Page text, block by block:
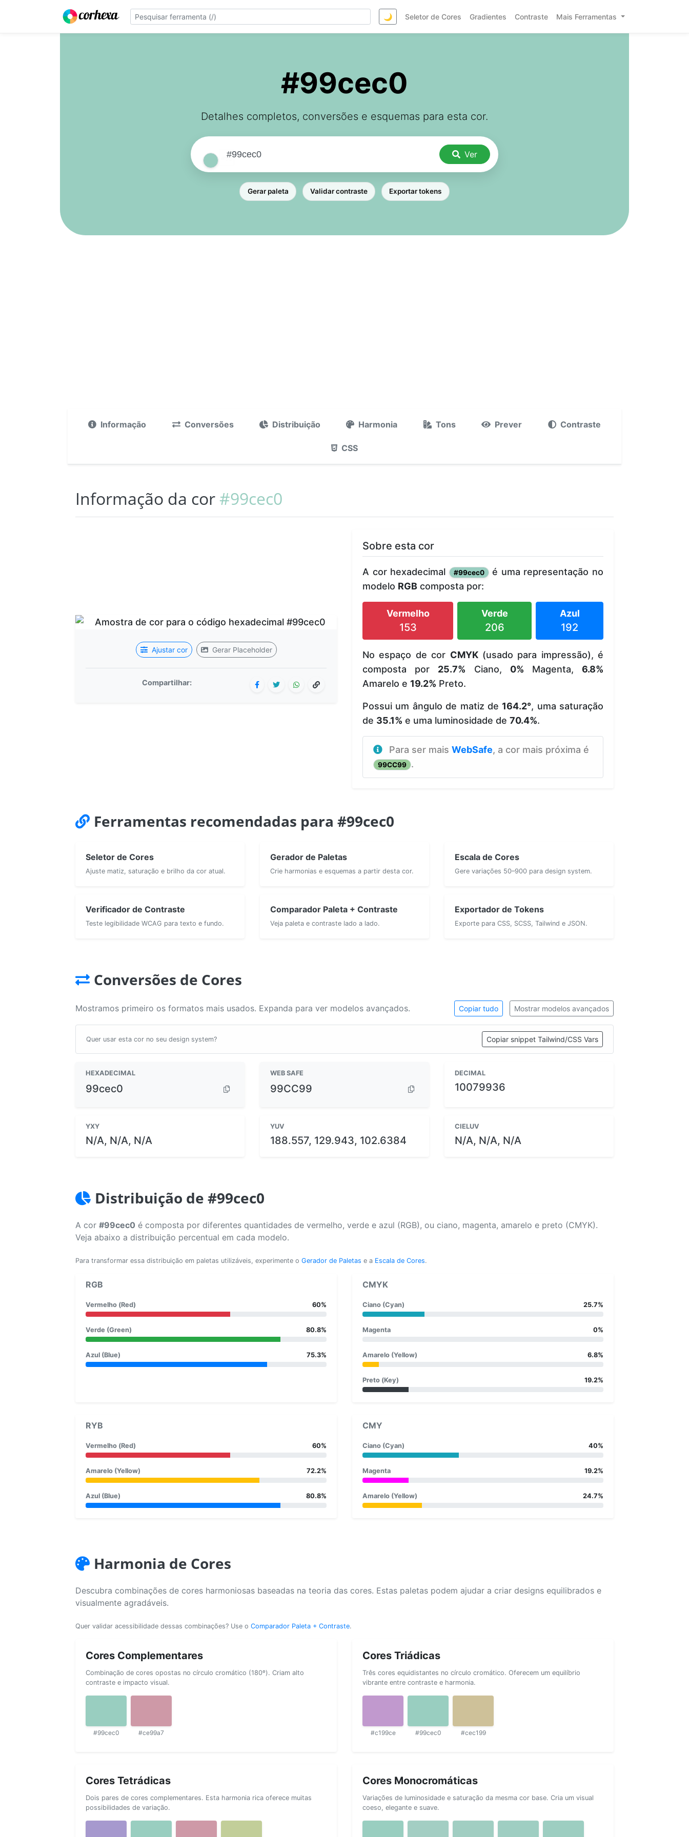
🌙 Seletor de Cores Gradientes Contraste Mais Ferramentas
#99cec0
Detalhes completos, conversões e esquemas para esta cor.
Ver
Gerar paleta Validar contraste Exportar tokens
Informação Conversões Distribuição Harmonia Tons Prever Contraste
CSS
Informação da cor #99cec0
Ajustar cor Gerar Placeholder
Compartilhar:
Sobre esta cor
A cor hexadecimal #99cec0 é uma representação no
modelo RGB composta por:
Vermelho
153
Verde
206
Azul
192
No espaço de cor CMYK(usado para impressão), é
composta por 25.7% Ciano, 0% Magenta,6.8%
Amarelo e 19.2% Preto.
Possui um ângulo de matiz de 164.2°, uma saturação
de 35.1% e uma luminosidade de 70.4%.
Para ser mais WebSafe, a cor mais próxima é
99CC99 .
Ferramentas recomendadas para #99cec0
Seletor de Cores
Ajuste matiz, saturação e brilho da cor atual.
Gerador de Paletas
Crie harmonias e esquemas a partir desta cor.
Escala de Cores
Gere variações 50–900 para design system.
Verificador de Contraste
Teste legibilidade WCAG para texto e fundo.
Comparador Paleta + Contraste
Veja paleta e contraste lado a lado.
Exportador de Tokens
Exporte para CSS, SCSS, Tailwind e JSON.
Conversões de Cores
Mostramos primeiro os formatos mais usados. Expanda para ver modelos avançados. Copiar tudo Mostrar modelos avançados
Quer usar esta cor no seu design system? Copiar snippet Tailwind/CSS Vars
HEXADECIMAL
99cec0
WEB SAFE
99CC99
DECIMAL
10079936
YXY
N/A, N/A, N/A
YUV
188.557, 129.943, 102.6384
CIELUV
N/A, N/A, N/A
Distribuição de #99cec0
A cor #99cec0 é composta por diferentes quantidades de vermelho, verde e azul (RGB), ou ciano, magenta, amarelo e preto (CMYK).
Veja abaixo a distribuição percentual em cada modelo.
Para transformar essa distribuição em paletas utilizáveis, experimente o Gerador de Paletas e a Escala de Cores.
RGB
Vermelho (Red) 60%
Verde (Green) 80.8%
Azul (Blue) 75.3%
CMYK
Ciano (Cyan) 25.7%
Magenta 0%
Amarelo (Yellow) 6.8%
Preto (Key) 19.2%
RYB
Vermelho (Red) 60%
Amarelo (Yellow) 72.2%
Azul (Blue) 80.8%
CMY
Ciano (Cyan) 40%
Magenta 19.2%
Amarelo (Yellow) 24.7%
Harmonia de Cores
Descubra combinações de cores harmoniosas baseadas na teoria das cores. Estas paletas podem ajudar a criar designs equilibrados e
visualmente agradáveis.
Quer validar acessibilidade dessas combinações? Use o Comparador Paleta + Contraste.
Cores Complementares
Combinação de cores opostas no círculo cromático (180º). Criam alto
contraste e impacto visual.
#99cec0 #ce99a7
Cores Triádicas
Três cores equidistantes no círculo cromático. Oferecem um equilíbrio
vibrante entre contraste e harmonia.
#c199ce #99cec0 #cec199
Cores Tetrádicas
Dois pares de cores complementares. Esta harmonia rica oferece muitas
possibilidades de variação.
Cores Monocromáticas
Variações de luminosidade e saturação da mesma cor base. Cria um visual
coeso, elegante e suave.